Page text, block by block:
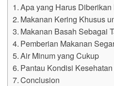
Apa yang Harus
Makanan Kering Khusus
Makanan Basah Sebagai
Pemberian Makanan
Air Minum yang Cukup
Pantau Kondisi
Conclusion